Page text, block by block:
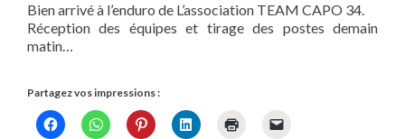
Bien arrivé à l’enduro de L’association TEAM CAPO 34.
Réception des équipes et tirage des postes demain
matin…
Partagez vos impressions :